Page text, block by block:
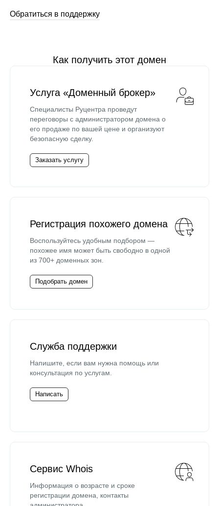
Обратиться в поддержку
Как получить этот домен
Услуга «Доменный брокер»
Специалисты Руцентра проведут
переговоры с администратором домена о
его продаже по вашей цене и организуют
безопасную сделку.
Заказать услугу
Регистрация похожего домена
Воспользуйтесь удобным подбором —
похожее имя может быть свободно в одной
из 700+ доменных зон.
Подобрать домен
Служба поддержки
Напишите, если вам нужна помощь или
консультация по услугам.
Написать
Сервис Whois
Информация о возрасте и сроке
регистрации домена, контакты